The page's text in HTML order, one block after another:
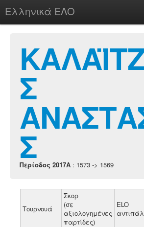
Ελληνικά ΕΛΟ
chesstu.be @ discord
LoginΣ
Σ
Περίοδος 2017A : 1573 -> 1569
Τουρνουά
Σκορ
(σε
αξιολογημένες
παρτίδες)
ELO